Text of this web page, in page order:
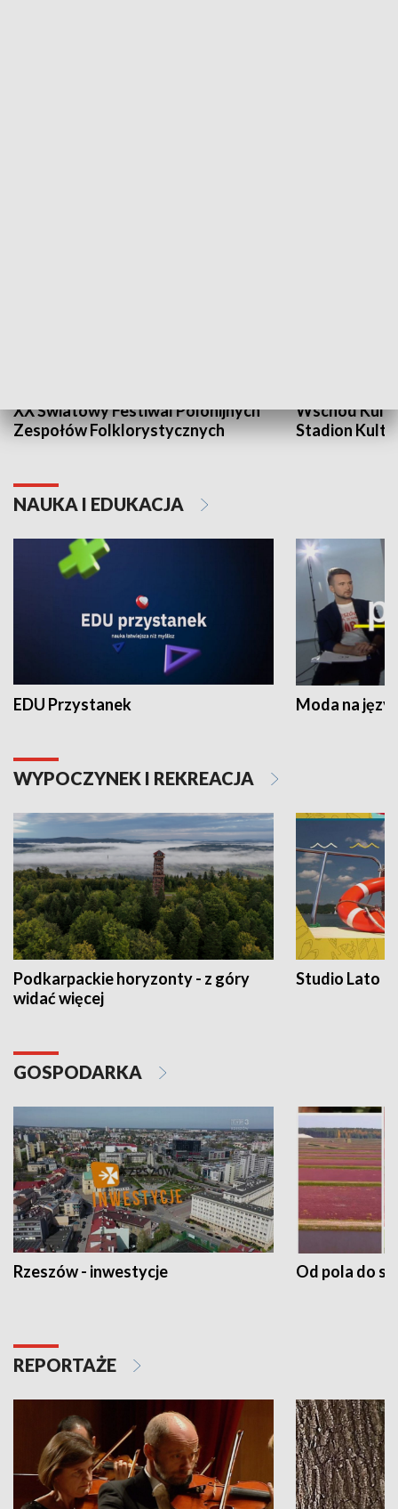
XX Światowy Festiwal Polonijnych
Zespołów Folklorystycznych
Wschód
Stadion
NAUKA I EDUKACJA
EDU Przystanek Moda na
WYPOCZYNEK I REKREACJA
Podkarpackie horyzonty - z góry
widać więcej
Studio Lato
GOSPODARKA
Rzeszów - inwestycje Od pola do
REPORTAŻE